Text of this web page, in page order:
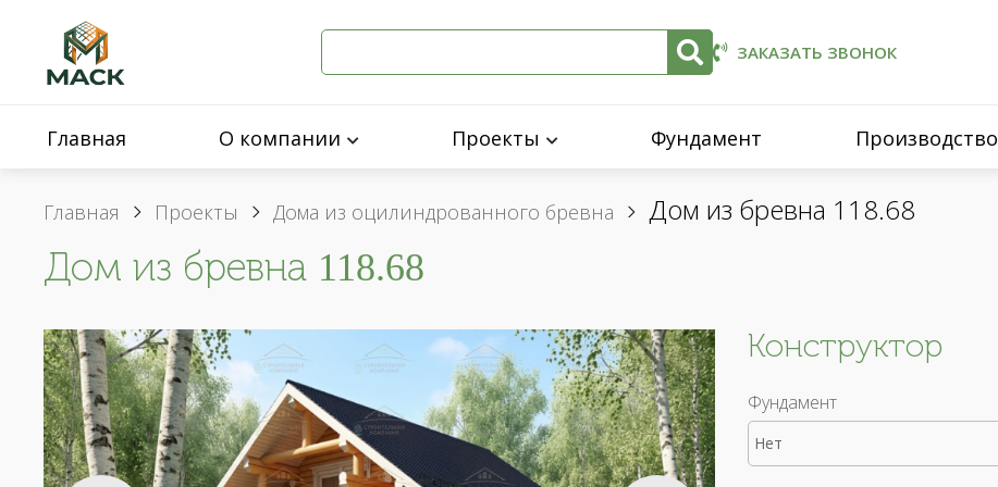
ЗАКАЗАТЬ ЗВОНОК
Главная О компании Проекты Фундамент Производство
Главная Проекты Дома из оцилиндрованного бревна Дом из бревна 118.68
Дом из бревна 118.68
Конструктор
Фундамент
Нет